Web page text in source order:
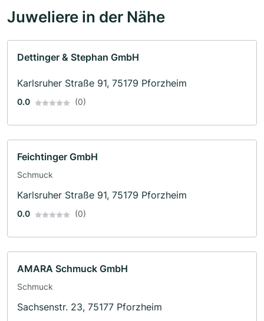
Juweliere in der Nähe
Dettinger & Stephan GmbH
Karlsruher Straße 91, 75179 Pforzheim
0.0 (0)
Feichtinger GmbH
Schmuck
Karlsruher Straße 91, 75179 Pforzheim
0.0 (0)
AMARA Schmuck GmbH
Schmuck
Sachsenstr. 23, 75177 Pforzheim